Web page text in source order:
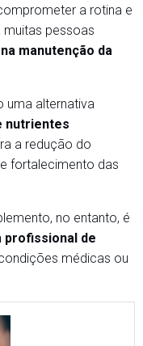
a rotina e
muitas pessoas
manutenção da
uma alternativa
nutrientes
a redução do
fortalecimento das
no entanto, é
profissional de
médicas ou